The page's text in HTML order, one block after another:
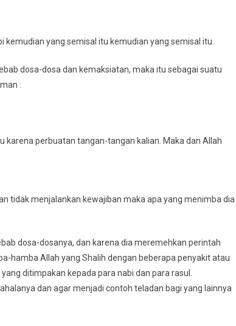
kemudian yang semisal itu kemudian yang semisal itu.
dosa-dosa dan kemaksiatan, maka itu sebagai suatu
:
karena perbuatan tangan-tangan kalian. Maka dan Allah
tidak menjalankan kewajiban maka apa yang menimba dia
dosa-dosanya, dan karena dia meremehkan perintah
hamba Allah yang Shalih dengan beberapa penyakit atau
ditimpakan kepada para nabi dan para rasul.
dan agar menjadi contoh teladan bagi yang lainnya